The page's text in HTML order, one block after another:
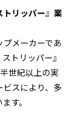
リッパー』業
メーカーであ
トリッパー』
世紀以上の実
スにより、多
す。